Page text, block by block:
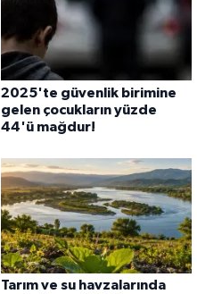
2025'te güvenlik birimine
gelen çocukların yüzde
44'ü mağdur!
Tarım ve su havzalarında